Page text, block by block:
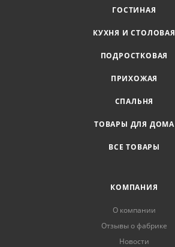
ГОСТИНАЯ
КУХНЯ И СТОЛОВАЯ
ПОДРОСТКОВАЯ
ПРИХОЖАЯ
СПАЛЬНЯ
ТОВАРЫ ДЛЯ ДОМА
ВСЕ ТОВАРЫ
КОМПАНИЯ
О компании
Отзывы о фабрике
Новости